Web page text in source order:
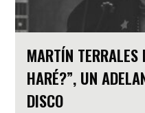
MARTÍN TERRALES
HARÉ?”, UN
DISCO